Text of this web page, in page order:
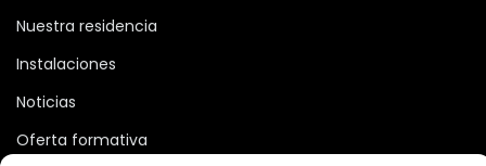
Nuestra residencia
Instalaciones
Noticias
Oferta formativa